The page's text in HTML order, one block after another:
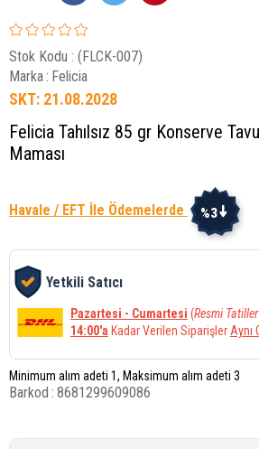
Stok Kodu
(FLCK-007)
Marka : Felicia
SKT: 21.08.2028
Felicia Tahılsız 85 gr Konserve
Maması
Havale / EFT İle Ödemelerde %3
Yetkili Satıcı
Pazartesi - Cumartesi (Resmi
14:00'a Kadar Verilen SiparişlerAynı
Minimum alım adeti 1, Maksimum alım adeti 3
Barkod : 8681299609086